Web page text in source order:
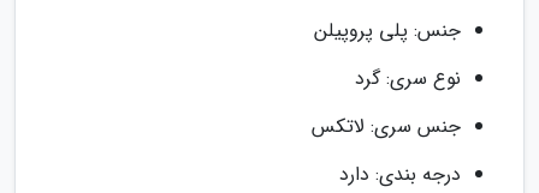
جنس: پلی پروپیلن
نوع سری: گرد
جنس سری: لاتکس
درجه بندی: دارد